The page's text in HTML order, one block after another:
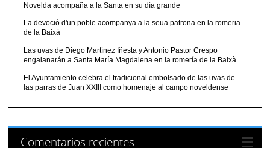
Novelda acompaña a la Santa en su día grande
La devoció d'un poble acompanya a la seua patrona en la romeria
de la Baixà
Las uvas de Diego Martínez Iñesta y Antonio Pastor Crespo
engalanarán a Santa María Magdalena en la romería de la Baixà
El Ayuntamiento celebra el tradicional embolsado de las uvas de
las parras de Juan XXIII como homenaje al campo noveldense
Comentarios recientes